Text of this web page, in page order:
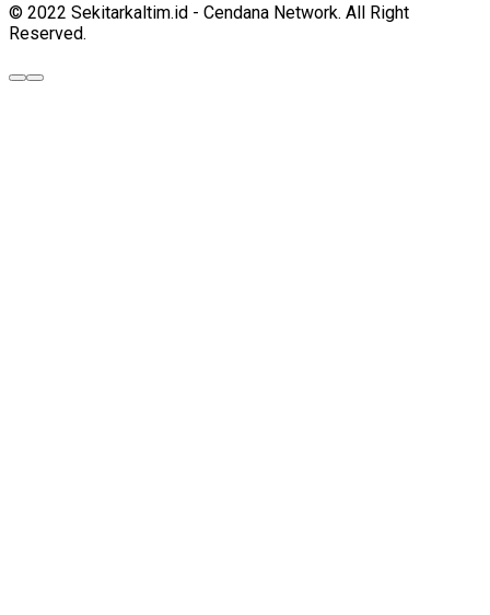
© 2022 Sekitarkaltim.id - Cendana Network. All Right
Reserved.